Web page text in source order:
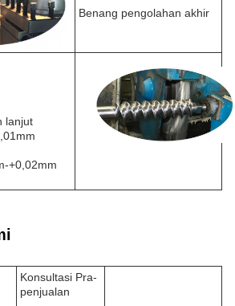
Benang pengolahan akhir
lanjut
+0,02mm
Konsultasi Pra-
penjualan